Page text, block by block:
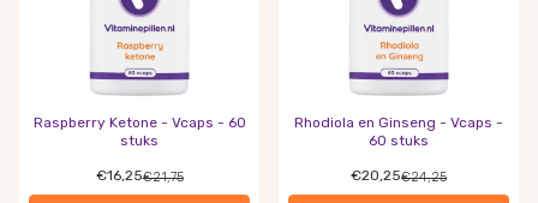
Raspberry Ketone - Vcaps - 60
stuks
€21,75
€16,25
Rhodiola en Ginseng - Vcaps -
60 stuks
€24,25
€20,25